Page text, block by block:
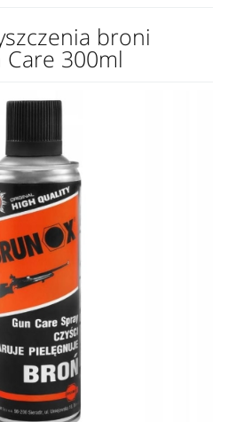
broni
300ml